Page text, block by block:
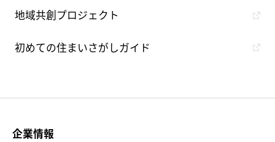
地域共創プロジェクト
初めての住まいさがしガイド
企業情報